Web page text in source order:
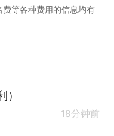
等各种费用的信息均有
18分钟前